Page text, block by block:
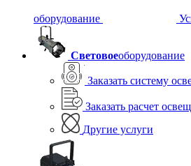
оборудование
Световоеоборудование
Заказать систему
Заказать расчет
Другие услуги